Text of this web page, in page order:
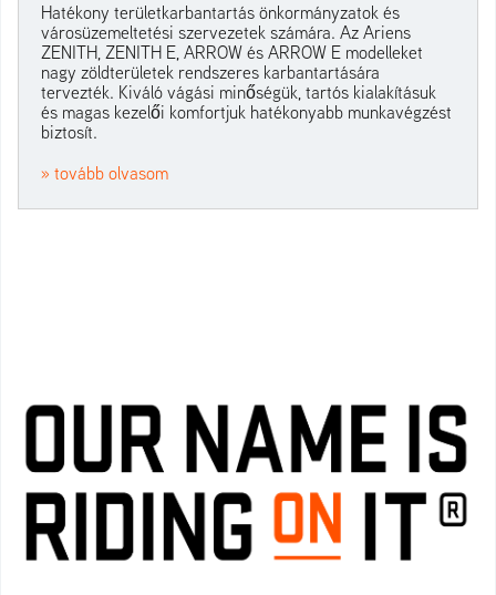
Hatékony területkarbantartás önkormányzatok és
városüzemeltetési szervezetek számára. Az Ariens
ZENITH, ZENITH E, ARROW és ARROW E modelleket
nagy zöldterületek rendszeres karbantartására
tervezték. Kiváló vágási minőségük, tartós kialakításuk
és magas kezelői komfortjuk hatékonyabb munkavégzést
biztosít.
» tovább olvasom